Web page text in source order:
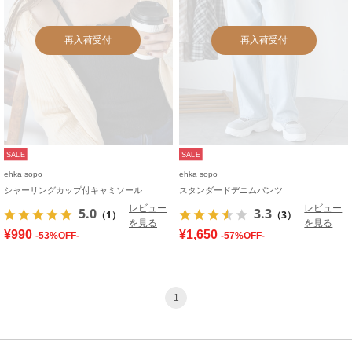
再入荷受付
SALE
ehka sopo
シャーリングカップ付キャミソール
5.0 （1）
レビュー
を見る
¥990 -53%OFF-
再入荷受付
SALE
ehka sopo
スタンダードデニムパンツ
3.3 （3）
レビュー
を見る
¥1,650 -57%OFF-
1